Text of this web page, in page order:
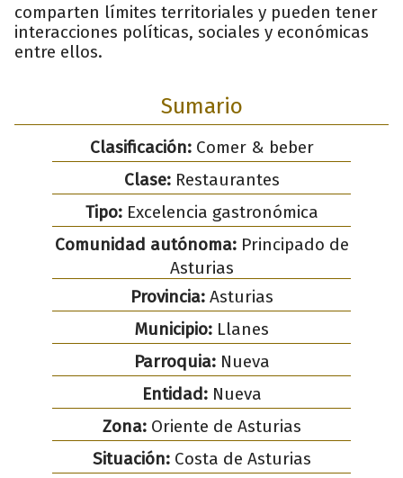
comparten límites territoriales y pueden tener
interacciones políticas, sociales y económicas
entre ellos.
Sumario
Clasificación:Comer & beber
Clase:Restaurantes
Tipo:Excelencia gastronómica
Comunidad autónoma:Principado de
Asturias
Provincia:Asturias
Municipio: Llanes
Parroquia:Nueva
Entidad:Nueva
Zona:Oriente de Asturias
Situación:Costa de Asturias